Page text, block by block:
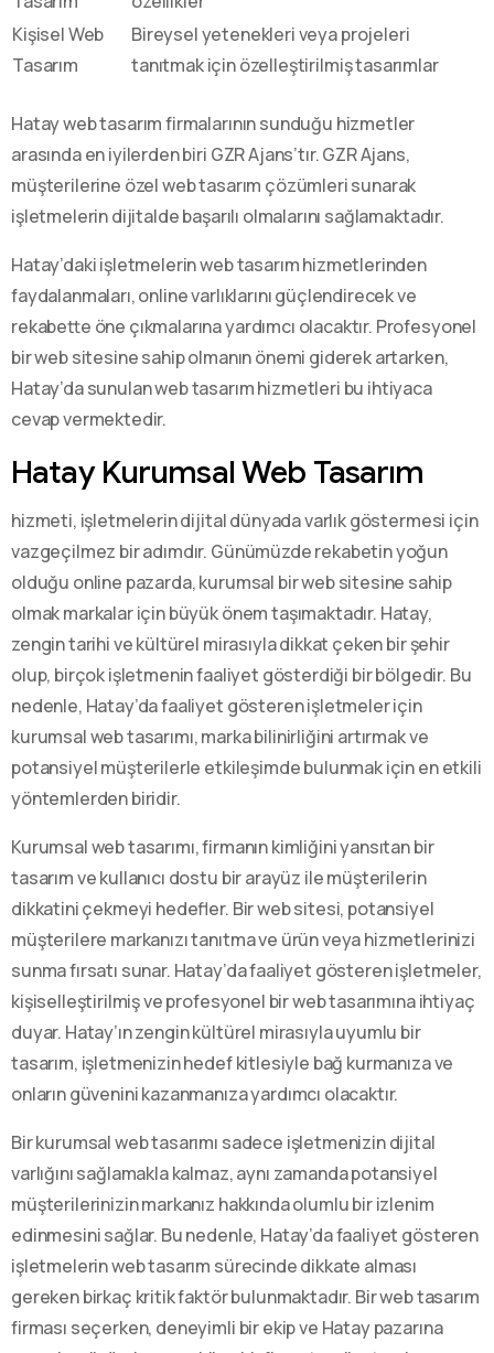
Kişisel Web
Tasarım
Bireysel yetenekleri veya projeleri
tanıtmak için özelleştirilmiş tasarımlar
Hatay web tasarım firmalarının sunduğu hizmetler
arasında en iyilerden biri GZR Ajans’tır. GZR Ajans,
müşterilerine özel web tasarım çözümleri sunarak
işletmelerin dijitalde başarılı olmalarını sağlamaktadır.
Hatay’daki işletmelerin web tasarım hizmetlerinden
faydalanmaları, online varlıklarını güçlendirecek ve
rekabette öne çıkmalarına yardımcı olacaktır. Profesyonel
bir web sitesine sahip olmanın önemi giderek artarken,
Hatay’da sunulan web tasarım hizmetleri bu ihtiyaca
cevap vermektedir.
Hatay Kurumsal Web Tasarım
hizmeti, işletmelerin dijital dünyada varlık göstermesi için
vazgeçilmez bir adımdır. Günümüzde rekabetin yoğun
olduğu online pazarda, kurumsal bir web sitesine sahip
olmak markalar için büyük önem taşımaktadır. Hatay,
zengin tarihi ve kültürel mirasıyla dikkat çeken bir şehir
olup, birçok işletmenin faaliyet gösterdiği bir bölgedir. Bu
nedenle, Hatay’da faaliyet gösteren işletmeler için
kurumsal web tasarımı, marka bilinirliğini artırmak ve
potansiyel müşterilerle etkileşimde bulunmak için en etkili
yöntemlerden biridir.
Kurumsal web tasarımı, firmanın kimliğini yansıtan bir
tasarım ve kullanıcı dostu bir arayüz ile müşterilerin
dikkatini çekmeyi hedefler. Bir web sitesi, potansiyel
müşterilere markanızı tanıtma ve ürün veya hizmetlerinizi
sunma fırsatı sunar. Hatay’da faaliyet gösteren işletmeler,
kişiselleştirilmiş ve profesyonel bir web tasarımına ihtiyaç
duyar. Hatay’ın zengin kültürel mirasıyla uyumlu bir
tasarım, işletmenizin hedef kitlesiyle bağ kurmanıza ve
onların güvenini kazanmanıza yardımcı olacaktır.
Bir kurumsal web tasarımı sadece işletmenizin dijital
varlığını sağlamakla kalmaz, aynı zamanda potansiyel
müşterilerinizin markanız hakkında olumlu bir izlenim
edinmesini sağlar. Bu nedenle, Hatay’da faaliyet gösteren
işletmelerin web tasarım sürecinde dikkate alması
gereken birkaç kritik faktör bulunmaktadır. Bir web tasarım
firması seçerken, deneyimli bir ekip ve Hatay pazarına